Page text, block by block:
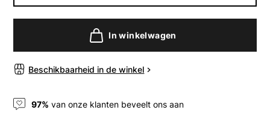
In winkelwagen
Beschikbaarheid in de winkel
97% van onze klanten beveelt ons aan